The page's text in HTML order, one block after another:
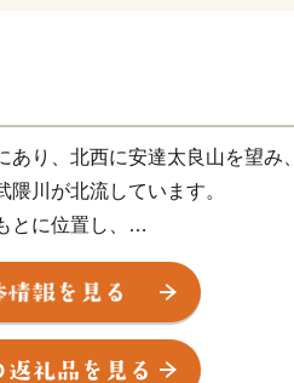
り、北西に安達太良山を望み、
川が北流しています。
に位置し、
豊かな自然を体感できます。
業のバランスがとれた、
、
島の「へそのまち」です。